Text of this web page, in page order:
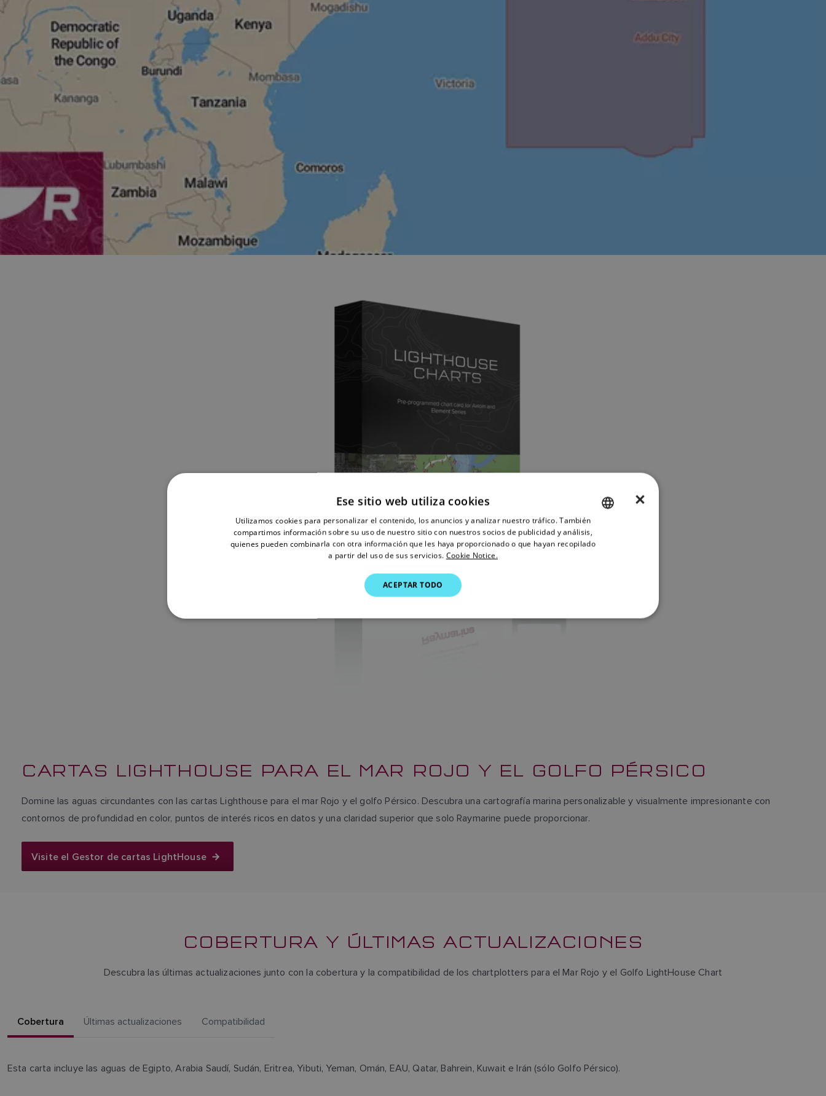
CARTAS LIGHTHOUSE PARA EL MAR ROJO Y EL GOLFO PÉRSICO
Domine las aguas circundantes con las cartas Lighthouse para el mar Rojo y el golfo Pérsico. Descubra una cartografía marina personalizable y visualmente impresionante con
contornos de profundidad en color, puntos de interés ricos en datos y una claridad superior que solo Raymarine puede proporcionar.
Visite el Gestor de cartas LightHouse
COBERTURA Y ÚLTIMAS ACTUALIZACIONES
Descubra las últimas actualizaciones junto con la cobertura y la compatibilidad de los chartplotters para el Mar Rojo y el Golfo LightHouse Chart
Cobertura Últimas actualizaciones Compatibilidad
Esta carta incluye las aguas de Egipto, Arabia Saudí, Sudán, Eritrea, Yibuti, Yeman, Omán, EAU, Qatar, Bahrein, Kuwait e Irán (sólo Golfo Pérsico).
×
Ese sitio web utiliza cookies
Utilizamos cookies para personalizar el contenido, los anuncios y analizar nuestro tráfico. También
compartimos información sobre su uso de nuestro sitio con nuestros socios de publicidad y análisis,
quienes pueden combinarla con otra información que les haya proporcionado o que hayan recopilado
a partir del uso de sus servicios. Cookie Notice.
ACEPTAR TODO